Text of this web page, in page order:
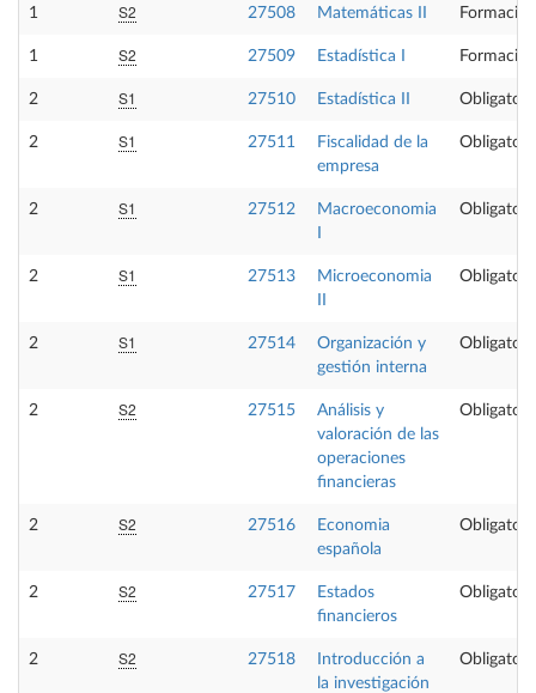
1 S2 27508 Matemáticas II
1 S2 27509 Estadística I
2 S1 27510 Estadística II
2 S1 27511
Fiscalidad de la
empresa
2 S1 27512
Macroeconomia
2 S1 27513
Microeconomia
2 S1 27514
Organización y
gestión interna
2 S2 27515
Análisis y
valoración de las
operaciones
financieras
2 S2 27516
Economia
española
2 S2 27517
Estados
financieros
2 S2 27518
Introducción a
la investigación